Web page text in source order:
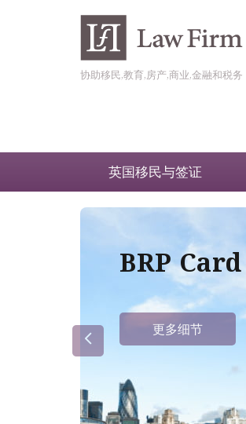
协助移民,教育,房产,商业,金融和税务
英国移民与签证
BRP
更多细节